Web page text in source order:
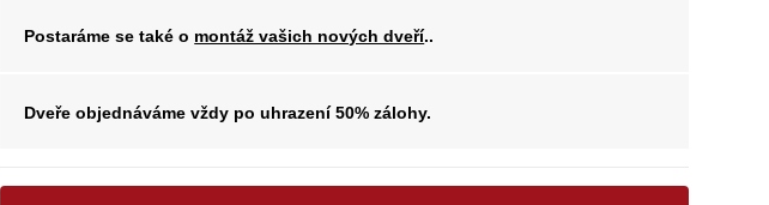
Postaráme se také o montáž vašich nových dveří..
Dveře objednáváme vždy po uhrazení 50% zálohy.